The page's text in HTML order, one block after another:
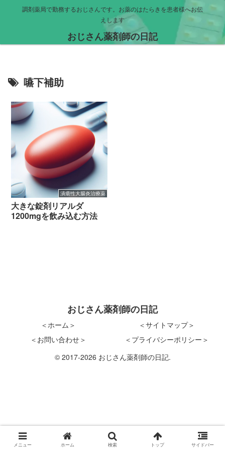
調剤薬局で勤務するおじさんです。お薬のはたらきを患者様へお伝
えします
おじさん薬剤師の日記
嚥下補助
潰瘍性大腸炎治療薬
大きな錠剤リアルダ
1200mgを飲み込む方法
おじさん薬剤師の日記
＜ホーム＞
＜サイトマップ＞
＜お問い合わせ＞
＜プライバシーポリシー＞
© 2017-2026 おじさん薬剤師の日記.
メニュー ホーム 検索 トップ サイドバー